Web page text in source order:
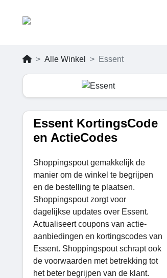
Alle Winkel Essent
Essent KortingsCode
en ActieCodes
Shoppingspout gemakkelijk de
manier om de winkel te begrijpen
en de bestelling te plaatsen.
Shoppingspout zorgt voor
dagelijkse updates over Essent.
Actualiseert coupons van actie-
aanbiedingen en kortingscodes van
Essent. Shoppingspout schrapt ook
de voorwaarden met betrekking tot
het beter begrijpen van de klant.